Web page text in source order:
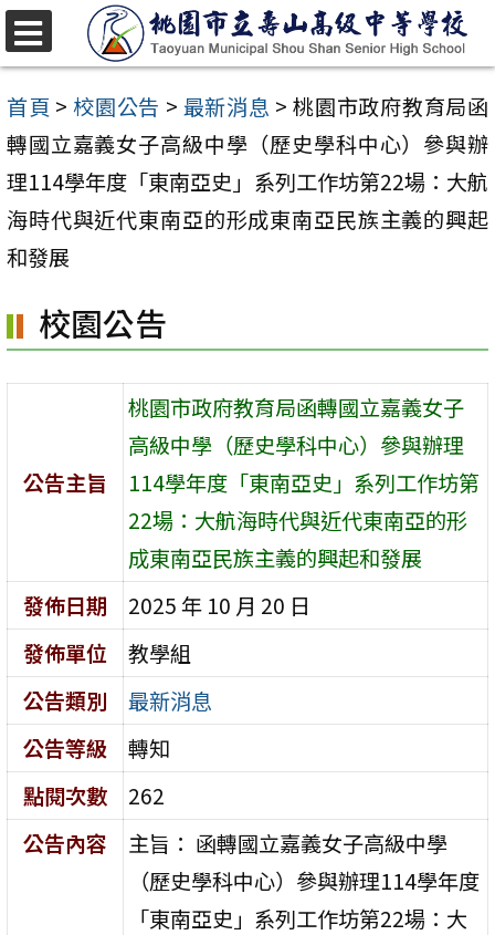
跳
至
主
要
內
容
區
首頁 > 校園公告 > 最新消息 > 桃園市政府教育局函
轉國立嘉義女子高級中學（歷史學科中心）參與辦
理114學年度「東南亞史」系列工作坊第22場：大航
海時代與近代東南亞的形成東南亞民族主義的興起
和發展
校園公告
公告主旨
桃園市政府教育局函轉國立嘉義女子
高級中學（歷史學科中心）參與辦理
114學年度「東南亞史」系列工作坊第
22場：大航海時代與近代東南亞的形
成東南亞民族主義的興起和發展
發佈日期
2025 年 10 月 20 日
發佈單位
教學組
公告類別
最新消息
公告等級
轉知
點閱次數
262
公告內容
主旨： 函轉國立嘉義女子高級中學
（歷史學科中心）參與辦理114學年度
「東南亞史」系列工作坊第22場：大
選
單